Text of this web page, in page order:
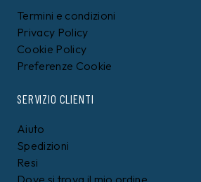
Termini e condizioni
Privacy Policy
Cookie Policy
Preferenze Cookie
SERVIZIO CLIENTI
Aiuto
Spedizioni
Resi